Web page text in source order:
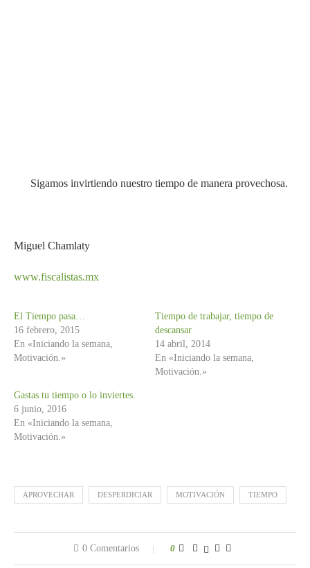
Sigamos invirtiendo nuestro tiempo de manera provechosa.
Miguel Chamlaty
www.fiscalistas.mx
El Tiempo pasa…
16 febrero, 2015
En «Iniciando la semana,
Motivación.»
Tiempo de trabajar, tiempo de
descansar
14 abril, 2014
En «Iniciando la semana,
Motivación.»
Gastas tu tiempo o lo inviertes.
6 junio, 2016
En «Iniciando la semana,
Motivación.»
APROVECHAR DESPERDICIAR MOTIVACIÓN TIEMPO
0 Comentarios 0